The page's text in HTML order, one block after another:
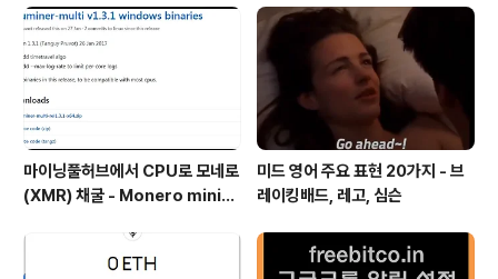
마이닝풀허브에서 CPU로 모네로
(XMR) 채굴 - Monero minin
미드 영어 주요 표현 20가지 - 브
레이킹배드, 레고, 심슨